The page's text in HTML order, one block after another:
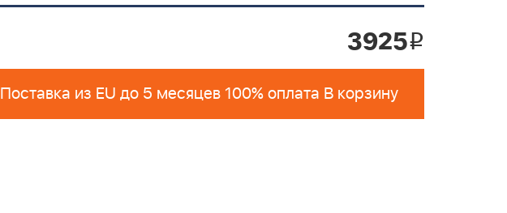
3925i
Поставка из EU до 5 месяцев 100% оплата В корзину